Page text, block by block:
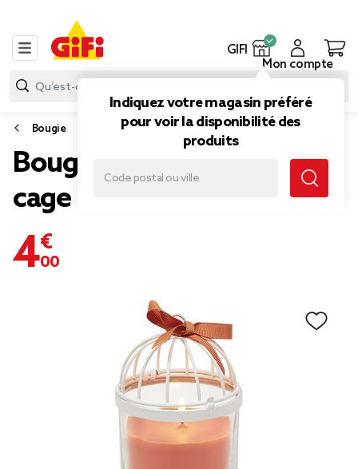
GIFI
Indiquez votre magasin préféré
pour voir la disponibilité des
produits
Mon compte
Bougie
Bougie dans verre style
cage à oiseau
4,00 €